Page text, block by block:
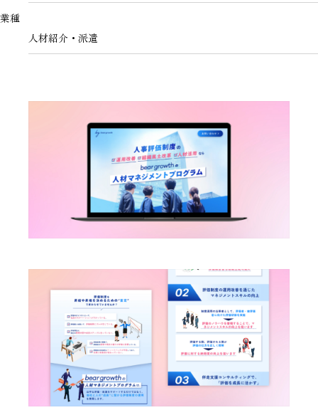
業種
人材紹介・派遣